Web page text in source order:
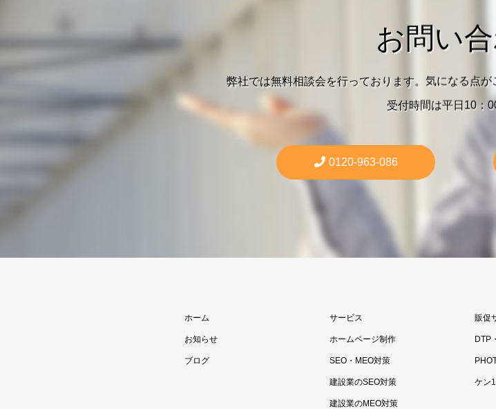
お問い
弊社では無料相談会を行っております。気になる点が
受付時間は平日10：
0120-963-086
ホーム
お知らせ
ブログ
サービス
ホームページ制作
SEO・MEO対策
建設業のSEO対策
建設業のMEO対策
販促
DTP
ケン